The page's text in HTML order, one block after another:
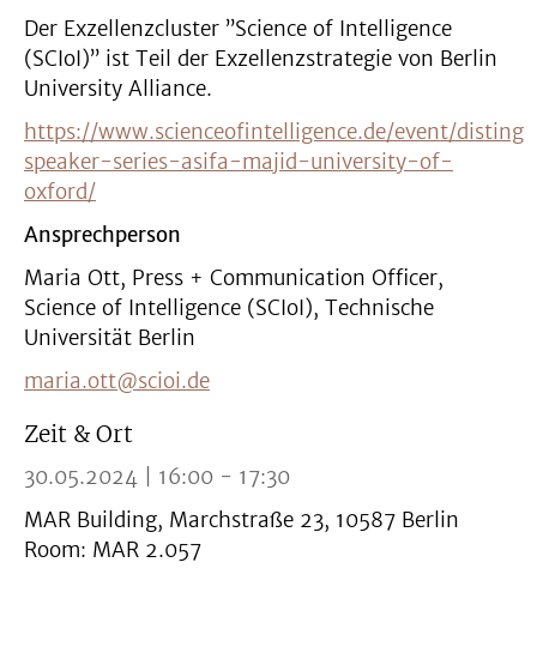
Der Exzellenzcluster ”Science of Intelligence
(SCIoI)” ist Teil der Exzellenzstrategie von Berlin
University Alliance.
https://www.scienceofintelligence.de/event/
speaker-series-asifa-majid-university-of-
oxford/
Ansprechperson
Maria Ott, Press + Communication Officer,
Science of Intelligence (SCIoI), Technische
Universität Berlin
maria.ott@scioi.de
Zeit & Ort
30.05.2024 | 16:00 - 17:30
MAR Building, Marchstraße 23, 10587 Berlin
Room: MAR 2.057